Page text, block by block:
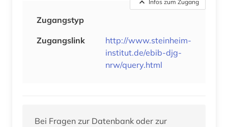
Infos zum Zugang
Zugangstyp
Zugangslink
http://www.steinheim-
institut.de/ebib-djg-
nrw/query.html
Bei Fragen zur Datenbank oder zur